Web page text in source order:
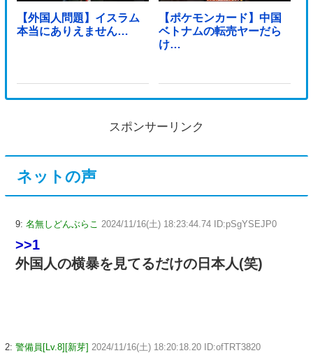
【外国人問題】イスラム
本当にありえません…
【ポケモンカード】中国
ベトナムの転売ヤーだら
け…
スポンサーリンク
ネットの声
9: 名無しどんぶらこ 2024/11/16(土) 18:23:44.74 ID:pSgYSEJP0
>>1
外国人の横暴を見てるだけの日本人(笑)
2: 警備員[Lv.8][新芽] 2024/11/16(土) 18:20:18.20 ID:ofTRT3820